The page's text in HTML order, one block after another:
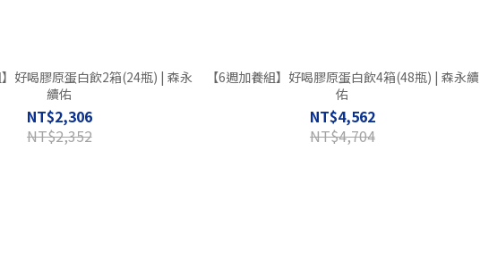
好喝膠原蛋白飲2箱(24瓶) | 森永
續佑
NT$2,306
NT$2,352
【6週加養組】好喝膠原蛋白飲4箱(48瓶) | 森永續
佑
NT$4,562
NT$4,704